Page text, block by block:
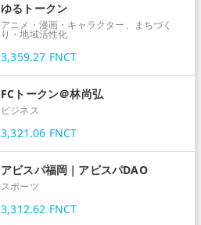
ゆるトークン
アニメ・漫画・キャラクター、まちづく
り・地域活性化
3,359.27 FNCT
FCトークン＠林尚弘
ビジネス
3,321.06 FNCT
アビスパ福岡｜アビスパDAO
スポーツ
3,312.62 FNCT